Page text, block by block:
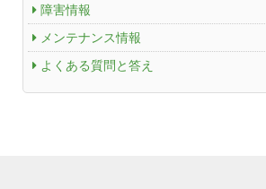
障害情報
メンテナンス情報
よくある質問と答え